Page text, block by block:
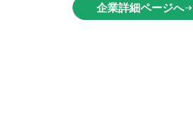
企業詳細ページへarrow_right_alt